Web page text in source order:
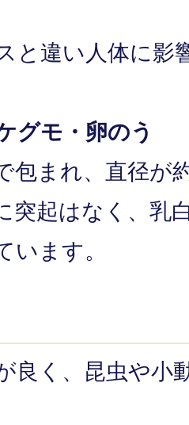
と違い人体に影
グモ・卵のう
包まれ、直径が
突起はなく、乳
います。
良く、昆虫や小